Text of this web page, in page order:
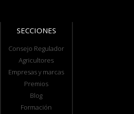
SECCIONES
Consejo Regulador
Agricultores
Empresas y marcas
Premios
Blog
Formación